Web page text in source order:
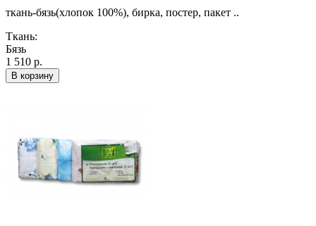
ткань-бязь(хлопок 100%), бирка, постер, пакет ..
Ткань:
Бязь
1 510 р.
В корзину